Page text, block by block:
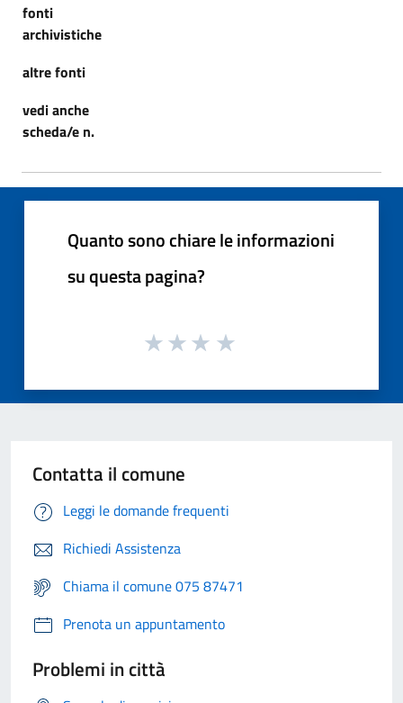
fonti
archivistiche
altre fonti
vedi anche
scheda/e n.
Quanto sono chiare le informazioni
su questa pagina?
Contatta il comune
Leggi le domande frequenti
Richiedi Assistenza
Chiama il comune 075 87471
Prenota un appuntamento
Problemi in città